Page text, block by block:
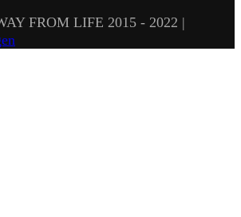
FROM LIFE 2015 - 2022 |